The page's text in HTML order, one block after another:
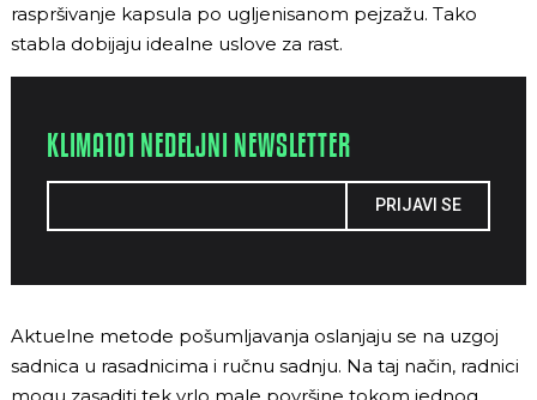
raspršivanje kapsula po ugljenisanom pejzažu. Tako
stabla dobijaju idealne uslove za rast.
KLIMA101 NEDELJNI NEWSLETTER
PRIJAVI SE
Aktuelne metode pošumljavanja oslanjaju se na uzgoj
sadnica u rasadnicima i ručnu sadnju. Na taj način, radnici
mogu zasaditi tek vrlo male površine tokom jednog